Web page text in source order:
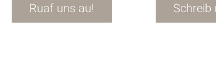
Ruaf uns au! Schreib